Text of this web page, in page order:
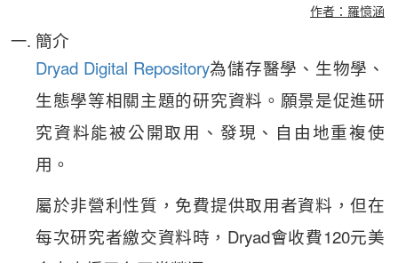
作者：羅憶涵
簡介
Dryad Digital Repository為儲存醫學、生物學、
生態學等相關主題的研究資料。願景是促進研
究資料能被公開取用、發現、自由地重複使
用。
屬於非營利性質，免費提供取用者資料，但在
每次研究者繳交資料時，Dryad會收費120元美